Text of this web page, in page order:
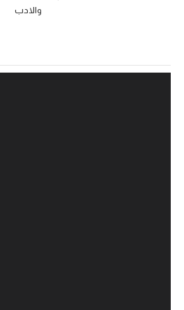
والادب